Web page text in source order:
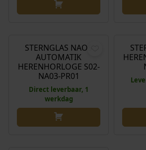
STERNGLAS NAOS
AUTOMATIK
HERENHORLOGE S02-
NA03-PR01
Direct leverbaar, 1
werkdag